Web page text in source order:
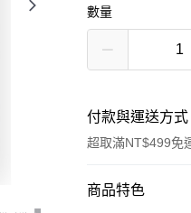
數量
付款與運送方式
超取滿NT$499免
付款方式
商品特色